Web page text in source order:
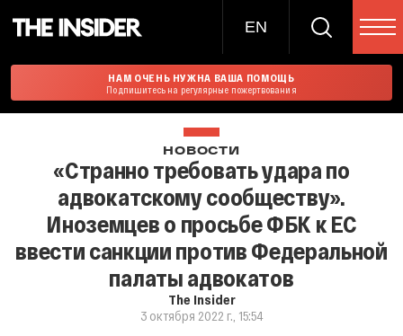
EN
НАМ ОЧЕНЬ НУЖНА ВАША ПОМОЩЬ
Подпишитесь на регулярные пожертвования
НОВОСТИ
«Странно требовать удара по
адвокатскому сообществу».
Иноземцев о просьбе ФБК к ЕС
ввести санкции против Федеральной
палаты адвокатов
The Insider
3 октября 2022 г., 15:54